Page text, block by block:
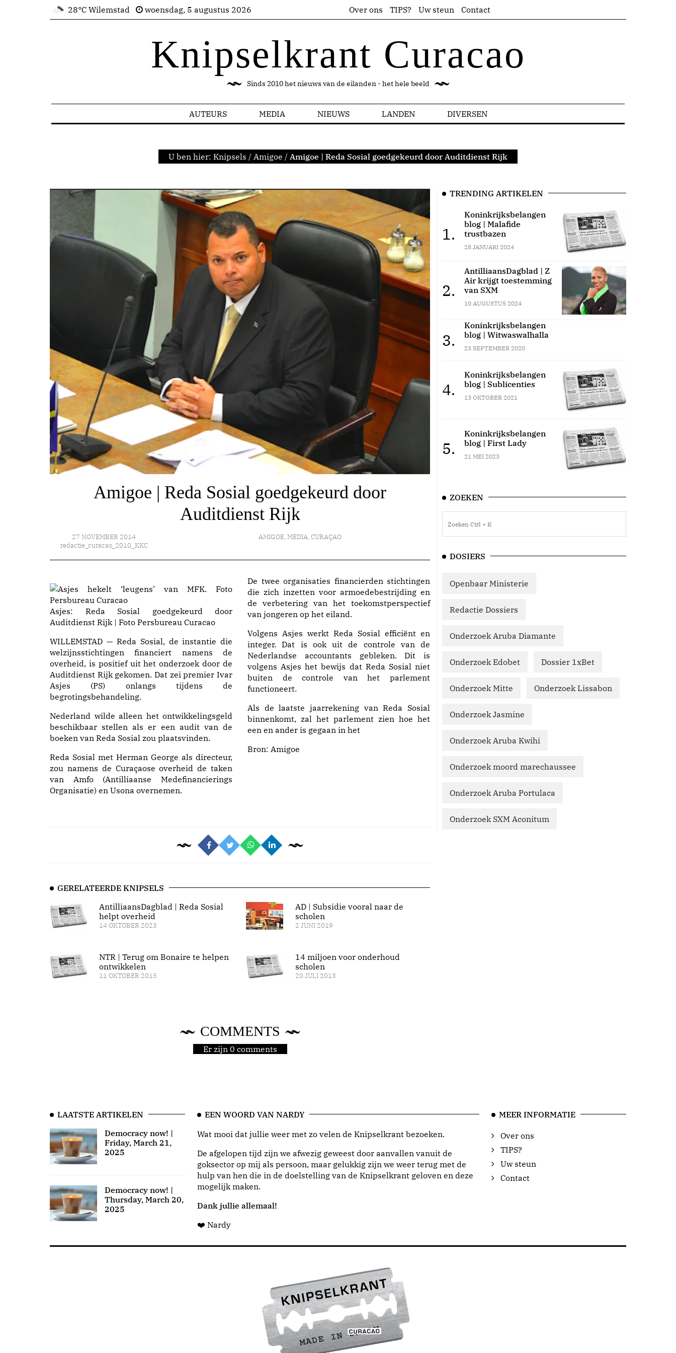
28°C Wilemstad woensdag, 5 augustus 2026 Over ons TIPS? Uw steun Contact
Knipselkrant Curacao
Sinds 2010 het nieuws van de eilanden - het hele beeld
AUTEURS MEDIA NIEUWS LANDEN DIVERSEN
U ben hier: Knipsels / Amigoe / Amigoe | Reda Sosial goedgekeurd door Auditdienst Rijk
Amigoe | Reda Sosial goedgekeurd door
Auditdienst Rijk
27 NOVEMBER 2014
redactie_curacao_2010_KKC
AMIGOE,MEDIA,CURAÇAO
Asjes: Reda Sosial goedgekeurd door
Auditdienst Rijk | Foto Persbureau Curacao
WILLEMSTAD — Reda Sosial, de instantie die
welzijnsstichtingen financiert namens de
overheid, is positief uit het onderzoek door de
Auditdienst Rijk gekomen. Dat zei premier Ivar
Asjes (PS) onlangs tijdens de
begrotingsbehandeling.
Nederland wilde alleen het ontwikkelingsgeld
beschikbaar stellen als er een audit van de
boeken van Reda Sosial zou plaatsvinden.
Reda Sosial met Herman George als directeur,
zou namens de Curaçaose overheid de taken
van Amfo (Antilliaanse Medefinancierings
Organisatie) en Usona overnemen.
De twee organisaties financierden stichtingen
die zich inzetten voor armoedebestrijding en
de verbetering van het toekomstperspectief
van jongeren op het eiland.
Volgens Asjes werkt Reda Sosial efficiënt en
integer. Dat is ook uit de controle van de
Nederlandse accountants gebleken. Dit is
volgens Asjes het bewijs dat Reda Sosial niet
buiten de controle van het parlement
functioneert.
Als de laatste jaarrekening van Reda Sosial
binnenkomt, zal het parlement zien hoe het
een en ander is gegaan in het
Bron: Amigoe
GERELATEERDE KNIPSELS
AntilliaansDagblad | Reda Sosial
helpt overheid
14 OKTOBER 2023
NTR | Terug om Bonaire te helpen
ontwikkelen
11 OKTOBER 2015
AD | Subsidie vooral naar de
scholen
2 JUNI 2019
14 miljoen voor onderhoud
scholen
20 JULI 2013
COMMENTS
Er zijn 0 comments
TRENDING ARTIKELEN
1.
Koninkrijksbelangen
blog | Malafide
trustbazen
28 JANUARI 2024
2.
AntilliaansDagblad | Z
Air krijgt toestemming
van SXM
10 AUGUSTUS 2024
3.
Koninkrijksbelangen
blog | Witwaswalhalla
23 SEPTEMBER 2020
4.
Koninkrijksbelangen
blog | Sublicenties
13 OKTOBER 2021
5.
Koninkrijksbelangen
blog | First Lady
21 MEI 2023
ZOEKEN
DOSIERS
Openbaar Ministerie
Redactie Dossiers
Onderzoek Aruba Diamante
Onderzoek Edobet Dossier 1xBet
Onderzoek Mitte Onderzoek Lissabon
Onderzoek Jasmine
Onderzoek Aruba Kwihi
Onderzoek moord marechaussee
Onderzoek Aruba Portulaca
Onderzoek SXM Aconitum
LAATSTE ARTIKELEN
Democracy now! |
Friday, March 21,
2025
Democracy now! |
Thursday, March 20,
2025
EEN WOORD VAN NARDY
Wat mooi dat jullie weer met zo velen de Knipselkrant bezoeken.
De afgelopen tijd zijn we afwezig geweest door aanvallen vanuit de
goksector op mij als persoon, maar gelukkig zijn we weer terug met de
hulp van hen die in de doelstelling van de Knipselkrant geloven en deze
mogelijk maken.
Dank jullie allemaal!
❤️ Nardy
MEER INFORMATIE
Over ons
TIPS?
Uw steun
Contact